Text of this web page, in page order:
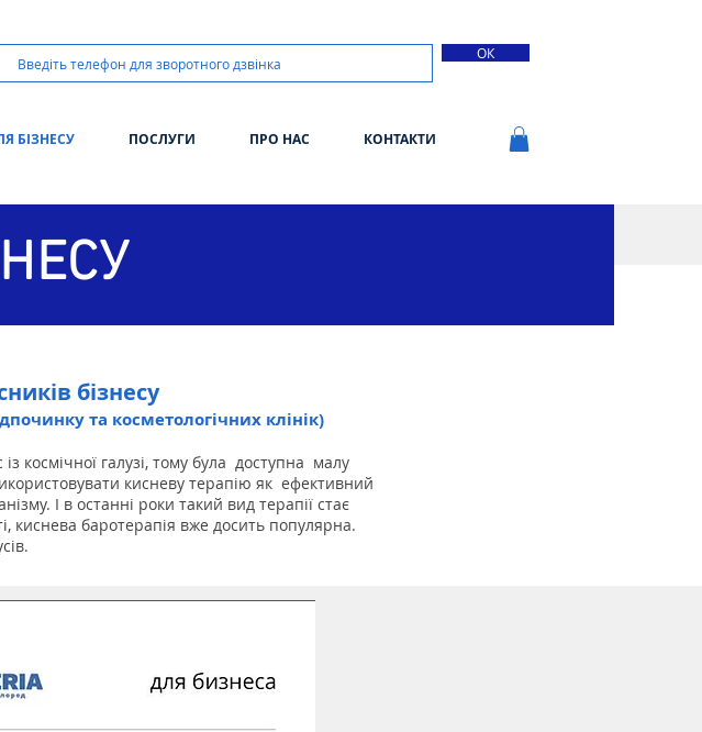
ОК
БІЗНЕСУ ПОСЛУГИ ПРО НАС КОНТАКТИ
бізнесу
та косметологічних клінік)
космічної галузі, тому була доступна малу
кисневу терапію як ефективний
І в останні роки такий вид терапії стає
киснева баротерапія вже досить популярна.